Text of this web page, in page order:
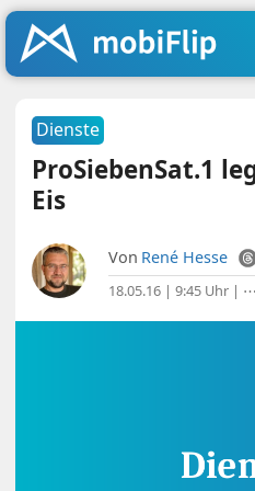
Dienste
ProSiebenSat.1
Eis
Von René Hesse
18.05.16 | 9:45 Uhr | ⋯